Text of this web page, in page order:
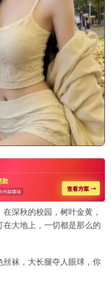
深秋的校园，树叶金黄，
大地上，一切都是那么的
袜，大长腿夺人眼球，你